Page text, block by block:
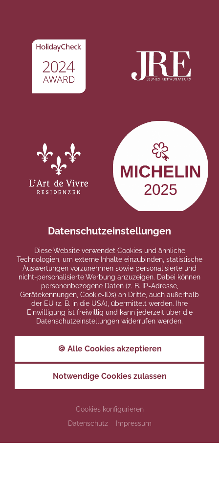
Datenschutzeinstellungen
Diese Website verwendet Cookies und ähnliche
Technologien, um externe Inhalte einzubinden, statistische
Auswertungen vorzunehmen sowie personalisierte und
nicht-personalisierte Werbung anzuzeigen. Dabei können
personenbezogene Daten (z. B. IP-Adresse,
Gerätekennungen, Cookie-IDs) an Dritte, auch außerhalb
der EU (z. B. in die USA), übermittelt werden. Ihre
Einwilligung ist freiwillig und kann jederzeit über die
Datenschutzeinstellungen widerrufen werden.
🍪 Alle Cookies akzeptieren
Notwendige Cookies zulassen
Cookies konfigurieren
Datenschutz
Impressum